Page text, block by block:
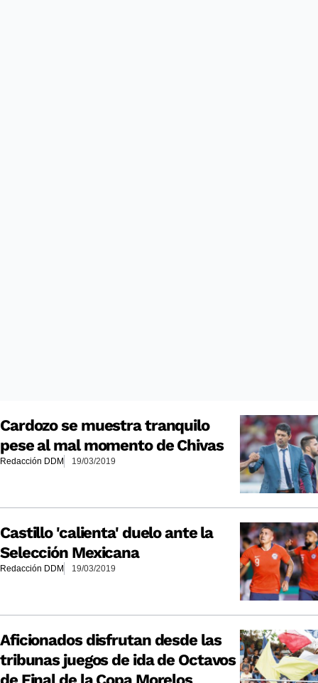
Cardozo se muestra tranquilo
pese al mal momento de Chivas
Redacción DDM 19/03/2019
Castillo 'calienta' duelo ante la
Selección Mexicana
Redacción DDM 19/03/2019
Aficionados disfrutan desde las
tribunas juegos de ida de Octavos